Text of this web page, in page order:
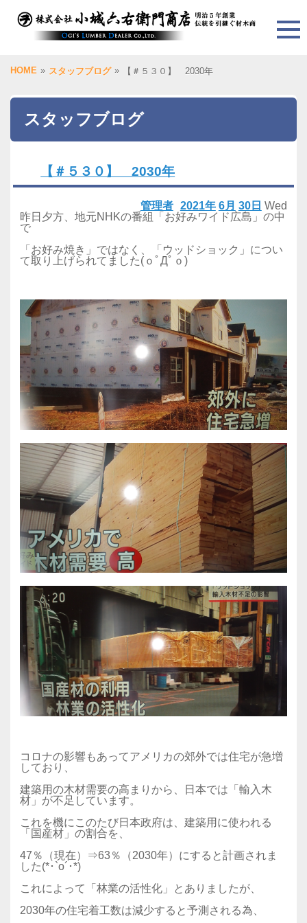
HOME » スタッフブログ » 【＃５３０】 2030年
スタッフブログ
【＃５３０】 2030年
2021年 6月 30日 Wed
管理者
昨日夕方、地元NHKの番組「お好みワイド広島」の中
で
「お好み焼き」ではなく、「ウッドショック」につい
て取り上げられてました(ｏﾟДﾟｏ)
コロナの影響もあってアメリカの郊外では住宅が急増
しており、
建築用の木材需要の高まりから、日本では「輸入木
材」が不足しています。
これを機にこのたび日本政府は、建築用に使われる
「国産材」の割合を、
47％（現在）⇒63％（2030年）にすると計画されま
した(*･`o´･*)
これによって「林業の活性化」とありましたが、
2030年の住宅着工数は減少すると予測される為、